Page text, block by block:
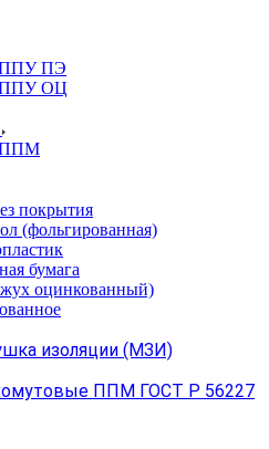
ППУ ПЭ
ППУ ОЦ
ППМ
покрытия
(фольгированная)
бумага
оцинкованный)
изоляции (МЗИ)
ППМ ГОСТ Р 56227